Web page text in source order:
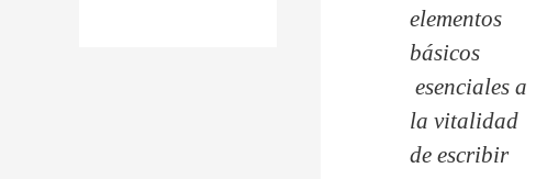
elementos
básicos
esenciales a
la vitalidad
de escribir